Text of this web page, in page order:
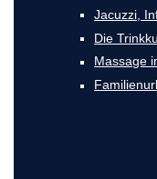
Jacuzzi,
Die
Massage